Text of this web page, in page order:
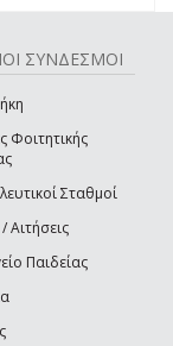
ΣΥΝΔΕΣΜΟΙ
Φοιτητικής
Σταθμοί
Αιτήσεις
Παιδείας